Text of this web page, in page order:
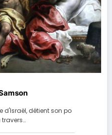
d'Israël, détient son po